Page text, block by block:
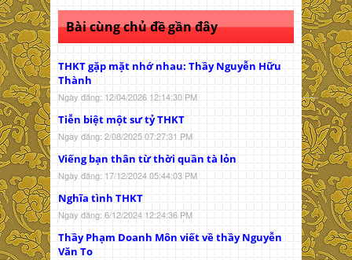
Bài cùng chủ đề gần đây
THKT gặp mặt nhớ nhau: Thầy Nguyễn Hữu
Thành
Ngày đăng: 12/04/2026 12:14:30 PM
Tiễn biệt một sư tỷ THKT
Ngày đăng: 2/08/2025 07:27:31 PM
Viếng bạn thân từ thời quần tà lỏn
Ngày đăng: 17/12/2024 05:44:03 PM
Nghĩa tình THKT
Ngày đăng: 6/12/2024 12:24:36 PM
Thầy Phạm Doanh Môn viết về thầy Nguyễn
Văn To